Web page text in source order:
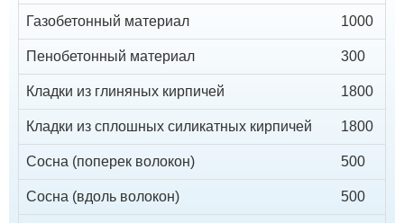
Газобетонный материал 1000
Пенобетонный материал 300
Кладки из глиняных кирпичей 1800
Кладки из сплошных силикатных кирпичей 1800
Сосна (поперек волокон) 500
Сосна (вдоль волокон) 500